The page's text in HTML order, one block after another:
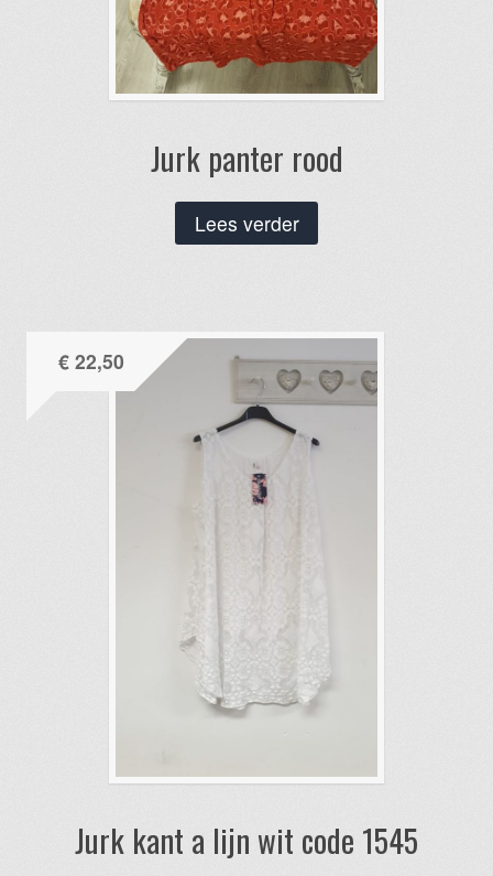
Jurk panter rood
Lees verder
Jurk kant a lijn wit code 1545
€22,50